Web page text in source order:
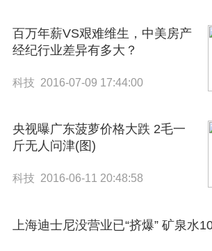
百万年薪VS艰难维生，中美房产
经纪行业差异有多大？
科技 2016-07-09 17:44:00
央视曝广东菠萝价格大跌 2毛一
斤无人问津(图)
科技 2016-06-11 20:48:58
上海迪士尼没营业已“挤爆” 矿泉水